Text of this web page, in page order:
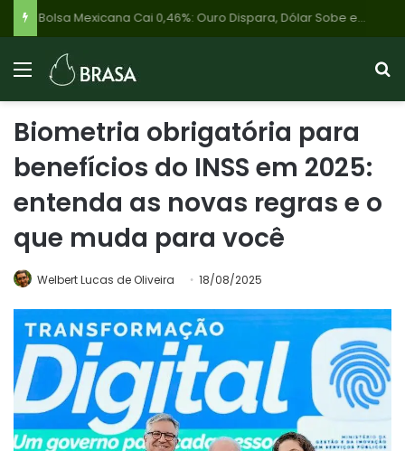
Biometria obrigatória para
benefícios do INSS em 2025:
entenda as novas regras e o
que muda para você
Welbert Lucas de Oliveira 18/08/2025